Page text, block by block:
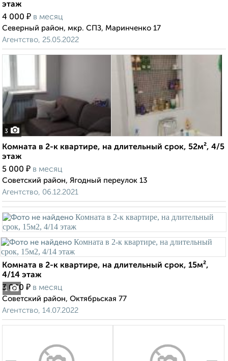
этаж
4 000 ₽ в месяц
Северный район, мкр. СПЗ, Маринченко 17
Агентство, 25.05.2022
3
Комната в 2-к квартире, на длительный срок, 52м², 4/5
этаж
5 000 ₽ в месяц
Советский район, Ягодный переулок 13
Агентство, 06.12.2021
1
Комната в 2-к квартире, на длительный срок, 15м²,
4/14 этаж
3 000 ₽ в месяц
Советский район, Октябрьская 77
Агентство, 14.07.2022